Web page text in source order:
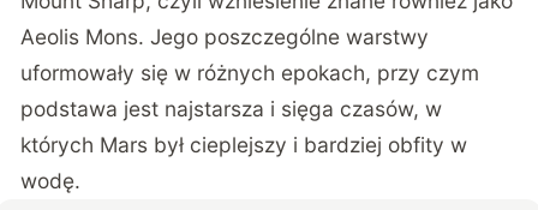
Aeolis Mons. Jego poszczególne warstwy
uformowały się w różnych epokach, przy czym
podstawa jest najstarsza i sięga czasów, w
których Mars był cieplejszy i bardziej obfity w
wodę.